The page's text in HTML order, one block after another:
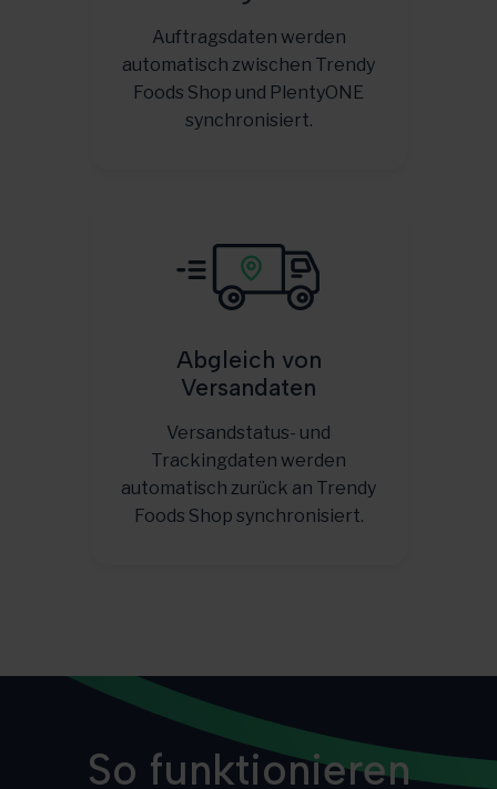
Auftragsdaten werden
automatisch zwischen Trendy
Foods Shop und PlentyONE
synchronisiert.
Abgleich von
Versandaten
Versandstatus- und
Trackingdaten werden
automatisch zurück an Trendy
Foods Shop synchronisiert.
So funktionieren